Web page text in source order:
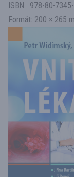
ISBN: 978-80-
Formát: 200 × 265